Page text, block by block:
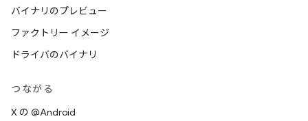
バイナリのプレビュー
ファクトリー イメージ
ドライバのバイナリ
つながる
X の @Android